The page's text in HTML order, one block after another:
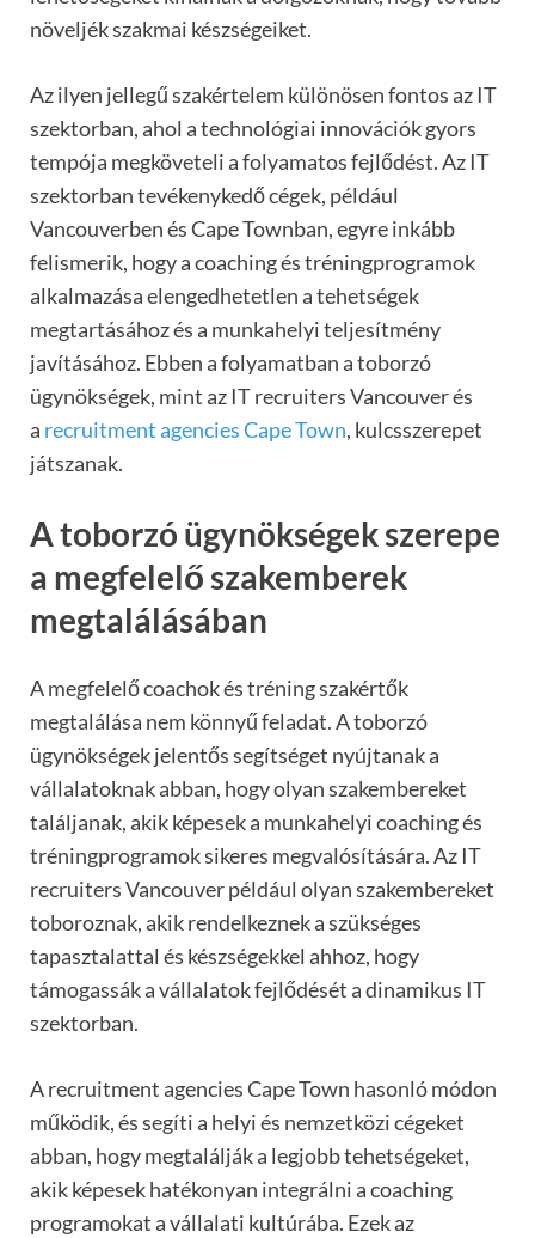
növeljék szakmai készségeiket.
Az ilyen jellegű szakértelem különösen fontos az IT
szektorban, ahol a technológiai innovációk gyors
tempója megköveteli a folyamatos fejlődést. Az IT
szektorban tevékenykedő cégek, például
Vancouverben és Cape Townban, egyre inkább
felismerik, hogy a coaching és tréningprogramok
alkalmazása elengedhetetlen a tehetségek
megtartásához és a munkahelyi teljesítmény
javításához. Ebben a folyamatban a toborzó
ügynökségek, mint az IT recruiters Vancouver és
a recruitment agencies Cape Town, kulcsszerepet
játszanak.
A toborzó ügynökségek szerepe
a megfelelő szakemberek
megtalálásában
A megfelelő coachok és tréning szakértők
megtalálása nem könnyű feladat. A toborzó
ügynökségek jelentős segítséget nyújtanak a
vállalatoknak abban, hogy olyan szakembereket
találjanak, akik képesek a munkahelyi coaching és
tréningprogramok sikeres megvalósítására. Az IT
recruiters Vancouver például olyan szakembereket
toboroznak, akik rendelkeznek a szükséges
tapasztalattal és készségekkel ahhoz, hogy
támogassák a vállalatok fejlődését a dinamikus IT
szektorban.
A recruitment agencies Cape Town hasonló módon
működik, és segíti a helyi és nemzetközi cégeket
abban, hogy megtalálják a legjobb tehetségeket,
akik képesek hatékonyan integrálni a coaching
programokat a vállalati kultúrába. Ezek az